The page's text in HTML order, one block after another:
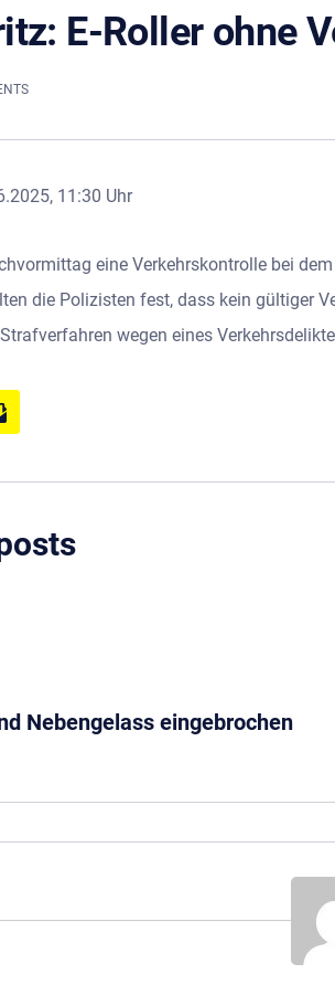
E-Roller ohne
11:30 Uhr
eine Verkehrskontrolle bei
die Polizisten fest, dass kein gültiger
wegen eines
Nebengelass eingebrochen